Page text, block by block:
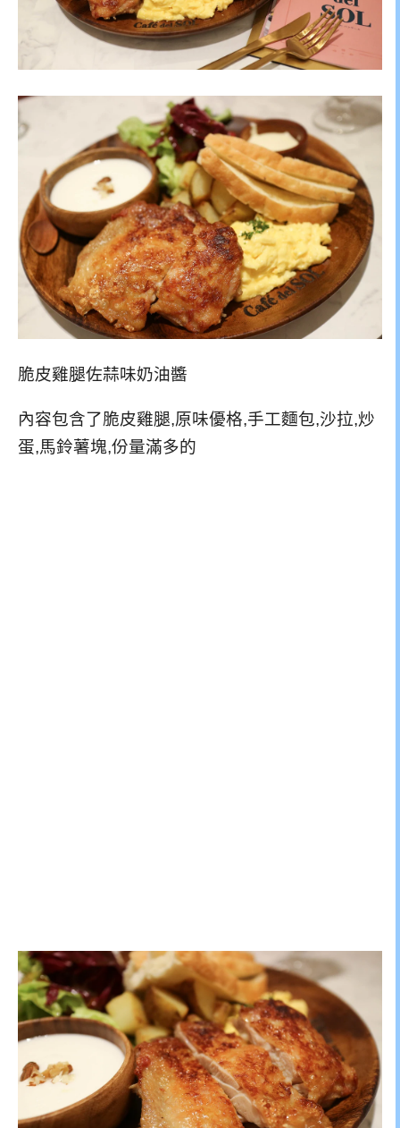
脆皮雞腿佐蒜味奶油醬
內容包含了脆皮雞腿,原味優格,手工麵包,沙拉,炒
蛋,馬鈴薯塊,份量滿多的